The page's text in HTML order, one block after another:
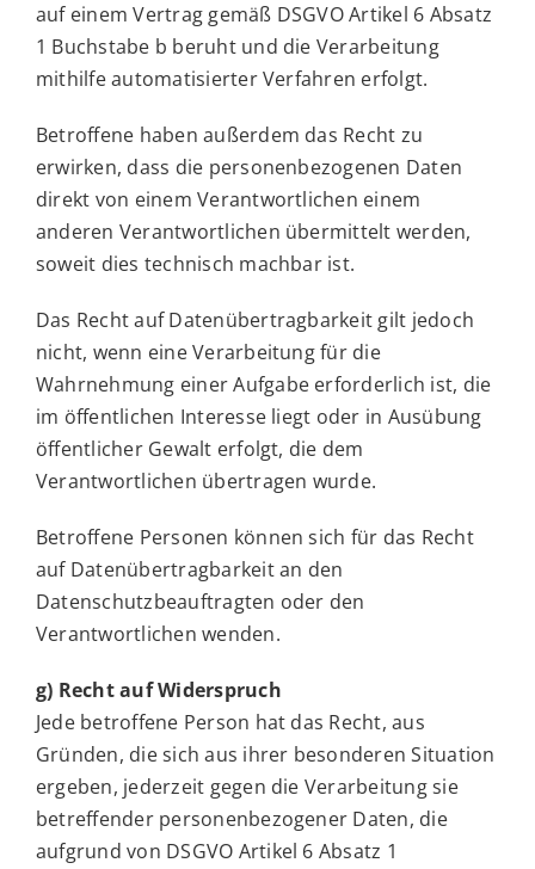
auf einem Vertrag gemäß DSGVO Artikel 6 Absatz
1 Buchstabe b beruht und die Verarbeitung
mithilfe automatisierter Verfahren erfolgt.
Betroffene haben außerdem das Recht zu
erwirken, dass die personenbezogenen Daten
direkt von einem Verantwortlichen einem
anderen Verantwortlichen übermittelt werden,
soweit dies technisch machbar ist.
Das Recht auf Datenübertragbarkeit gilt jedoch
nicht, wenn eine Verarbeitung für die
Wahrnehmung einer Aufgabe erforderlich ist, die
im öffentlichen Interesse liegt oder in Ausübung
öffentlicher Gewalt erfolgt, die dem
Verantwortlichen übertragen wurde.
Betroffene Personen können sich für das Recht
auf Datenübertragbarkeit an den
Datenschutzbeauftragten oder den
Verantwortlichen wenden.
g) Recht auf Widerspruch
Jede betroffene Person hat das Recht, aus
Gründen, die sich aus ihrer besonderen Situation
ergeben, jederzeit gegen die Verarbeitung sie
betreffender personenbezogener Daten, die
aufgrund von DSGVO Artikel 6 Absatz 1